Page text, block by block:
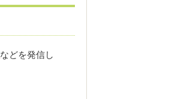
などを発信し